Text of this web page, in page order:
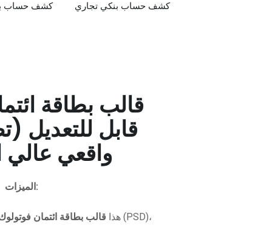
كشف حساب كشف حساب بنكي تجاري
قالب بطاقة
واقعي عالي
الميزات:
هذا قالب بطاقة ائتمان